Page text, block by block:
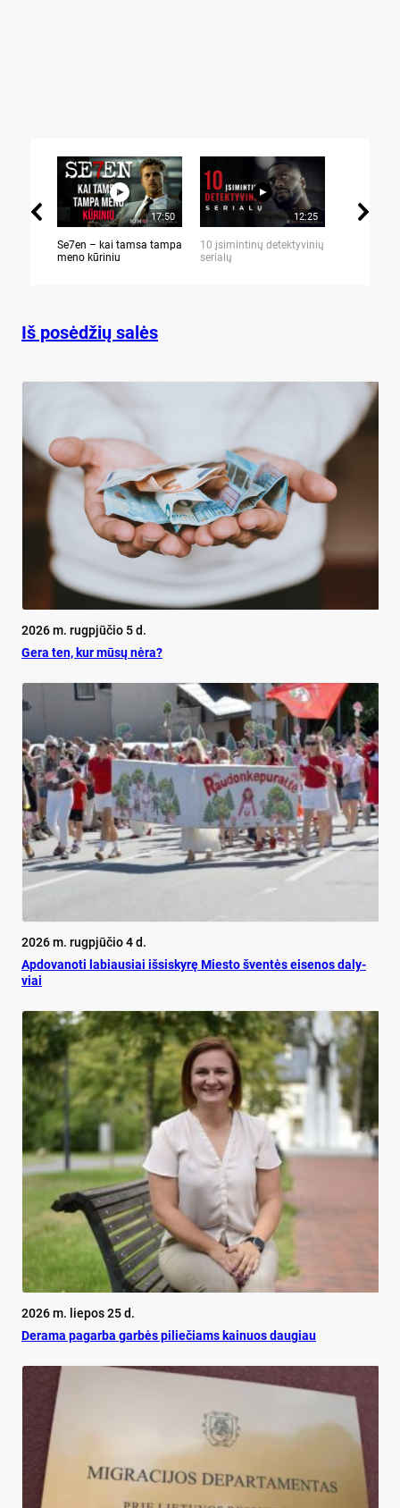
17:50
Se7en – kai tamsa tampa
meno kūriniu
12:25
10 įsimintinų detektyvinių
serialų
Iš posėdžių salės
2026 m. rugpjūčio 5 d.
Ge­ra ten, kur mū­sų nė­ra?
2026 m. rugpjūčio 4 d.
Ap­do­va­no­ti la­biau­siai iš­si­sky­rę Mies­to šven­tės ei­se­nos da­ly­
viai
2026 m. liepos 25 d.
De­ra­ma pa­gar­ba gar­bės pi­lie­čiams kai­nuos dau­giau